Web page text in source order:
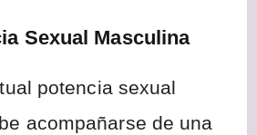
Sexual Masculina
potencia sexual
acompañarse de una